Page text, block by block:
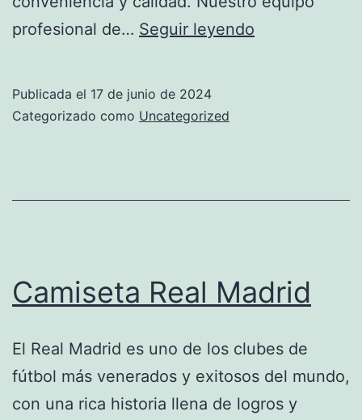
profesional de… Seguir leyendo
Publicada el 17 de junio de 2024
Categorizado como Uncategorized
Camiseta Real Madrid
El Real Madrid es uno de los clubes de
fútbol más venerados y exitosos del mundo,
con una rica historia llena de logros y